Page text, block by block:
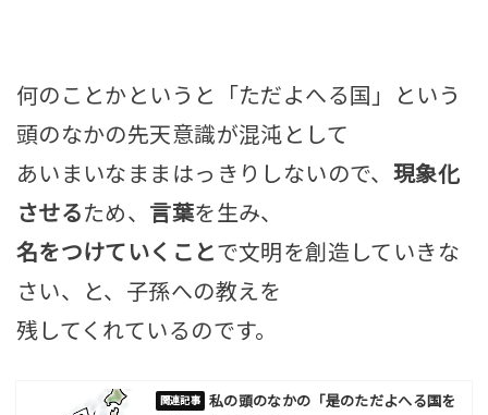
何のことかというと「ただよへる国」という
頭のなかの先天意識が混沌として
あいまいなままはっきりしないので、 現象化
させるため、 言葉を生み、
名をつけていくことで文明を創造していきな
さい、と、子孫への教えを
残してくれているのです。
私の頭のなかの「是のただよへる国を